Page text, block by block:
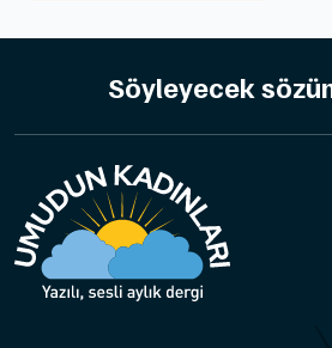
Söyleyecek